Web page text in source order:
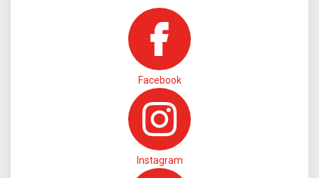
Facebook
Instagram